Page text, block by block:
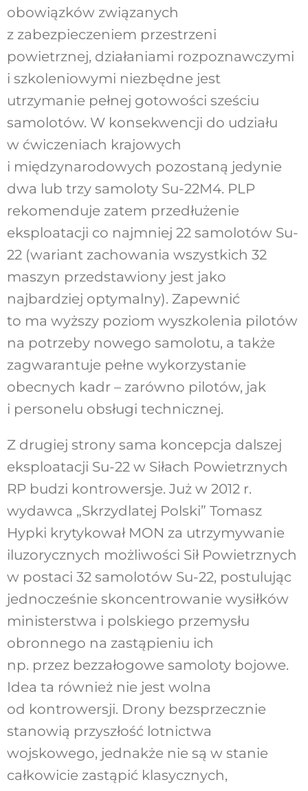
obowiązków związanych
z zabezpieczeniem przestrzeni
powietrznej, działaniami rozpoznawczymi
i szkoleniowymi niezbędne jest
utrzymanie pełnej gotowości sześciu
samolotów. W konsekwencji do udziału
w ćwiczeniach krajowych
i międzynarodowych pozostaną jedynie
dwa lub trzy samoloty Su-22M4. PLP
rekomenduje zatem przedłużenie
eksploatacji co najmniej 22 samolotów Su-
22 (wariant zachowania wszystkich 32
maszyn przedstawiony jest jako
najbardziej optymalny). Zapewnić
to ma wyższy poziom wyszkolenia pilotów
na potrzeby nowego samolotu, a także
zagwarantuje pełne wykorzystanie
obecnych kadr – zarówno pilotów, jak
i personelu obsługi technicznej.
Z drugiej strony sama koncepcja dalszej
eksploatacji Su-22 w Siłach Powietrznych
RP budzi kontrowersje. Już w 2012 r.
wydawca „Skrzydlatej Polski” Tomasz
Hypki krytykował MON za utrzymywanie
iluzorycznych możliwości Sił Powietrznych
w postaci 32 samolotów Su-22, postulując
jednocześnie skoncentrowanie wysiłków
ministerstwa i polskiego przemysłu
obronnego na zastąpieniu ich
np. przez bezzałogowe samoloty bojowe.
Idea ta również nie jest wolna
od kontrowersji. Drony bezsprzecznie
stanowią przyszłość lotnictwa
wojskowego, jednakże nie są w stanie
całkowicie zastąpić klasycznych,